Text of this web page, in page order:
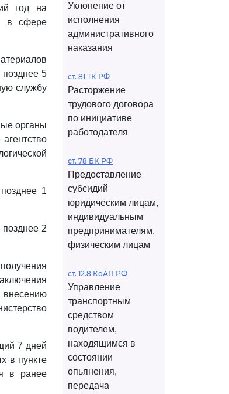
год на
в сфере
позднее 5
службу
органы
1
2
внесению
7 дней
в пункте
в ранее
Уклонение от
исполнения
административного
наказания
ст. 81 ТК РФ
Расторжение
трудового договора
по инициативе
работодателя
ст. 78 БК РФ
Предоставление
субсидий
юридическим лицам,
индивидуальным
предпринимателям,
физическим лицам
ст. 12.8 КоАП РФ
Управление
транспортным
средством
водителем,
находящимся в
состоянии
опьянения,
передача